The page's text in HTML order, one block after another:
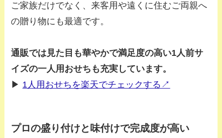
ご家族だけでなく、来客用や遠くに住むご両親へ
の贈り物にも最適です。
通販では見た目も華やかで満足度の高い1人前サ
イズの一人用おせちも充実しています。
▶︎ 1人用おせちを楽天でチェックする↗
プロの盛り付けと味付けで完成度が高い